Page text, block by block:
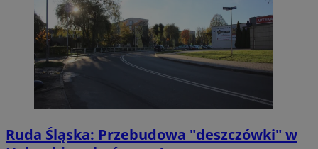
Ruda Śląska: Przebudowa "deszczówki" w